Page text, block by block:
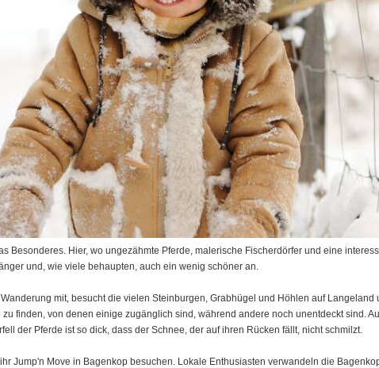
Besonderes. Hier, wo ungezähmte Pferde, malerische Fischerdörfer und eine
und, wie viele behaupten, auch ein wenig schöner an.
mit, besucht die vielen Steinburgen, Grabhügel und Höhlen auf
finden, von denen einige zugänglich sind, während andere noch unentdeckt sind.
der Pferde ist so dick, dass der Schnee, der auf ihren Rücken fällt, nicht schmilzt.
Jump'n Move in Bagenkop besuchen. Lokale Enthusiasten verwandeln die